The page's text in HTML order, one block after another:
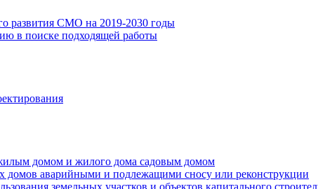
развития СМО на 2019-2030 годы
в поиске подходящей работы
домом и жилого дома садовым домом
аварийными и подлежащими сносу или реконструкции
земельных участков и объектов капитального